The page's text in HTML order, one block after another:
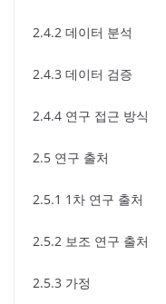
2.4.2 데이터 분석
2.4.3 데이터 검증
2.4.4 연구 접근 방식
2.5 연구 출처
2.5.1 1차 연구 출처
2.5.2 보조 연구 출처
2.5.3 가정